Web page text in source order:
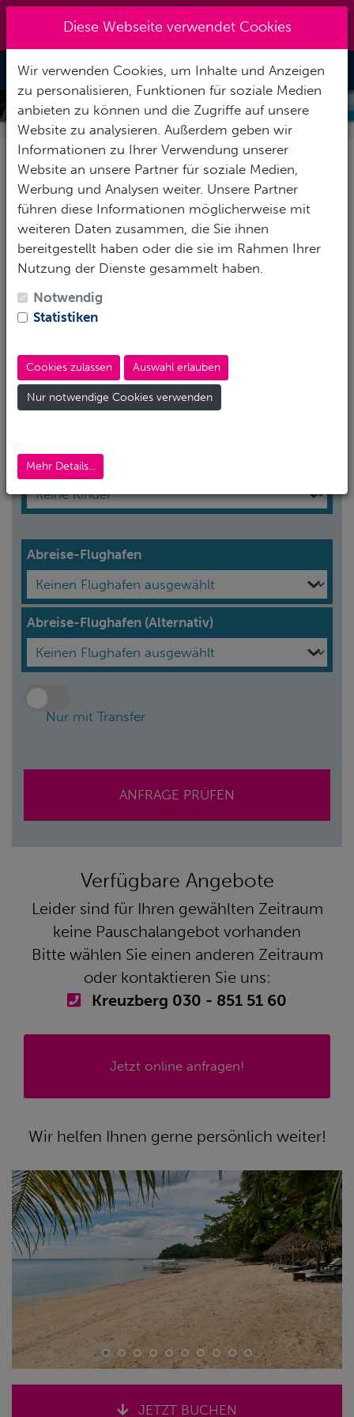
info@tauchzentrale.de
Toggle
SIPALAY EASY DIVING AND BEACH
RESORT
Pauschalreise Nur Hotel
Ihre Reisedaten:
Anreise:*
Abreise:*
Erwachsene*
Kinder
Abreise-Flughafen
Abreise-Flughafen (Alternativ)
Nur mit Transfer
ANFRAGE PRÜFEN
Verfügbare Angebote
Leider sind für Ihren gewählten Zeitraum
keine Pauschalangebot vorhanden
Bitte wählen Sie einen anderen Zeitraum
oder kontaktieren Sie uns:
Kreuzberg 030 - 851 51 60
Jetzt online anfragen!
Wir helfen Ihnen gerne persönlich weiter!
JETZT BUCHEN
Diese Webseite verwendet Cookies
Wir verwenden Cookies, um Inhalte und Anzeigen
zu personalisieren, Funktionen für soziale Medien
anbieten zu können und die Zugriffe auf unsere
Website zu analysieren. Außerdem geben wir
Informationen zu Ihrer Verwendung unserer
Website an unsere Partner für soziale Medien,
Werbung und Analysen weiter. Unsere Partner
führen diese Informationen möglicherweise mit
weiteren Daten zusammen, die Sie ihnen
bereitgestellt haben oder die sie im Rahmen Ihrer
Nutzung der Dienste gesammelt haben.
Notwendig
Statistiken
Cookies zulassen Auswahl erlauben
Nur notwendige Cookies verwenden
Mehr Details...